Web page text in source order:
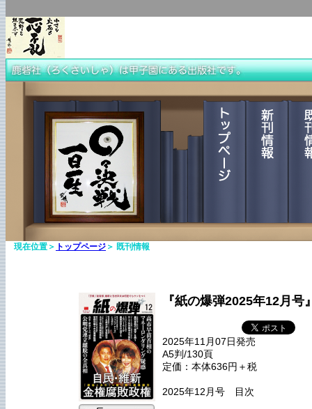
現在位置＞ トップページ ＞ 既刊情報
『紙の爆弾2025年12月号
2025年11月07日発売
A5判/130頁
定価：本体636円＋税
2025年12月号 目次